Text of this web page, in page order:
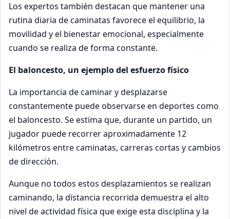
Los expertos también destacan que mantener una
rutina diaria de caminatas favorece el equilibrio, la
movilidad y el bienestar emocional, especialmente
cuando se realiza de forma constante.
El baloncesto, un ejemplo del esfuerzo físico
La importancia de caminar y desplazarse
constantemente puede observarse en deportes como
el baloncesto. Se estima que, durante un partido, un
jugador puede recorrer aproximadamente 12
kilómetros entre caminatas, carreras cortas y cambios
de dirección.
Aunque no todos estos desplazamientos se realizan
caminando, la distancia recorrida demuestra el alto
nivel de actividad física que exige esta disciplina y la